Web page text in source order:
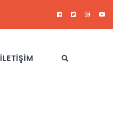
DUYURULAR
İLETİŞİM